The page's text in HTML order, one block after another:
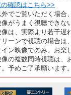
確認はこちら>>
でご覧いただく場合
像がうまく視聴できな
像は、実際より若干遅
リーンで視聴の場合は
イン映像でのみ、お楽
像の複数同時視聴は
予めご了承願います。